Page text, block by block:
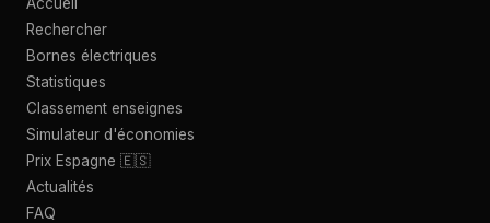
Rechercher
Bornes électriques
Statistiques
Classement enseignes
Simulateur d'économies
Prix Espagne 🇪🇸
Actualités
FAQ